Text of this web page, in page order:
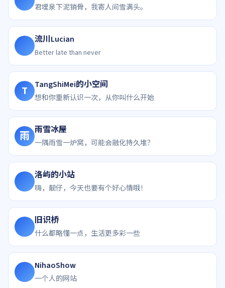
君埋泉下泥销骨，我寄人间雪满头。
流川Lucian
Better late than never
T TangShiMei的小空间
想和你重新认识一次，从你叫什么开始
雨 雨雪冰屋
一隅雨雪一炉窝，可能会融化持久堆？
洛屿的小站
嗨，靓仔，今天也要有个好心情哦！
旧识桥
什么都略懂一点，生活更多彩一些
NihaoShow
一个人的网站